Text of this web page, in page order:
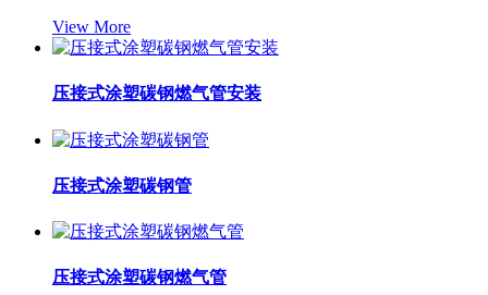
View More
压接式涂塑碳钢燃气管安装
压接式涂塑碳钢管
压接式涂塑碳钢燃气管